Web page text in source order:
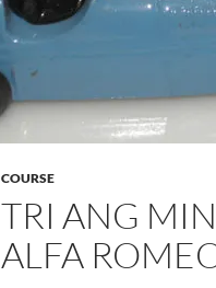
COURSE
TRI ANG
ALFA